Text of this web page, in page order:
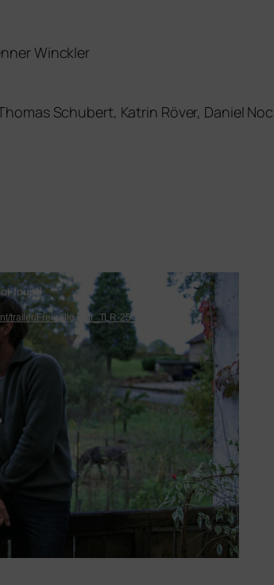
Winckler
Schubert, Katrin Röver, Daniel
found
trailer/FreiwilligJahr_TLR-25_F-178_DE-